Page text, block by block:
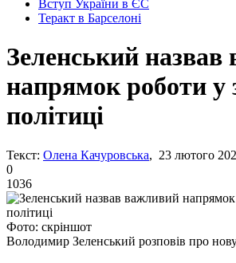
Вступ України в ЄС
Теракт в Барселоні
Зеленський
напрямок роботи у
політиці
Текст: Олена Качуровська, 23 лютого
0
1036
Фото: скріншот
Володимир Зеленський розповів про